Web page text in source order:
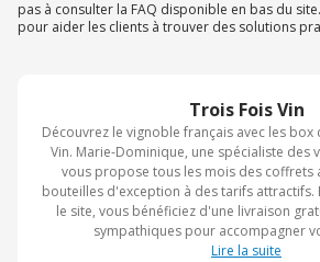
Trois Fois Vin
Découvrez le vignoble français avec les box
Vin. Marie-Dominique, une spécialiste des
vous propose tous les mois des coffrets
bouteilles d'exception à des tarifs attractifs.
le site, vous bénéficiez d'une livraison
sympathiques pour accompagner
Lire la suite
pas à consulter la FAQ disponible en bas du
pour aider les clients à trouver des solutions